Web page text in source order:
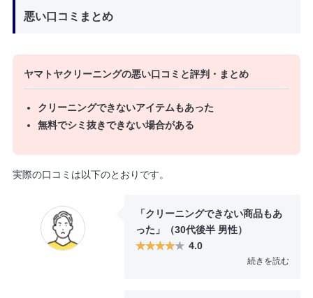
悪い口コミまとめ
ヤマトヤクリーニングの悪い口コミと評判・まとめ
クリーニングできないアイテムもあった
無料でシミ抜きできない場合がある
実際の口コミは以下のとおりです。
「クリーニングできない商品もあ
った」（30代後半 男性）
4.0
続きを読む